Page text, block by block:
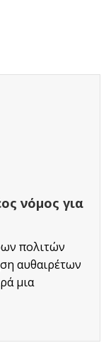
νόμος για